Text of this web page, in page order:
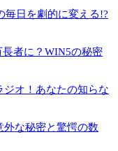
毎日を劇的に変える!?
長者に？WIN5の秘密
ジオ！あなたの知らな
外な秘密と驚愕の数